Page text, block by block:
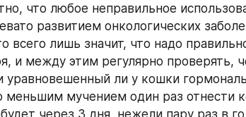
что любое неправильное
развитием онкологических
всего лишь значит, что надо
и между этим регулярно проверять,
уравновешенный ли у кошки
меньшим мучением один раз отнести
через 3 дня, нежели пару раз в